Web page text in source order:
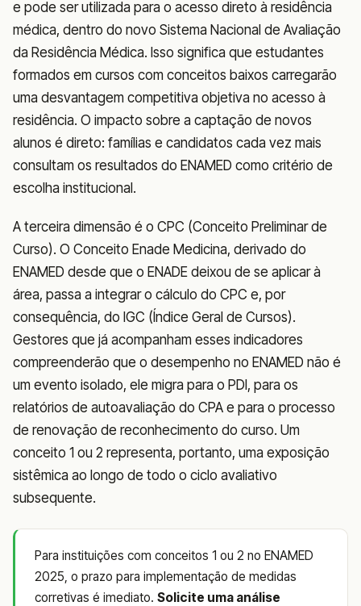
e pode ser utilizada para o acesso direto à residência
médica, dentro do novo Sistema Nacional de Avaliação
da Residência Médica. Isso significa que estudantes
formados em cursos com conceitos baixos carregarão
uma desvantagem competitiva objetiva no acesso à
residência. O impacto sobre a captação de novos
alunos é direto: famílias e candidatos cada vez mais
consultam os resultados do ENAMED como critério de
escolha institucional.
A terceira dimensão é o CPC (Conceito Preliminar de
Curso). O Conceito Enade Medicina, derivado do
ENAMED desde que o ENADE deixou de se aplicar à
área, passa a integrar o cálculo do CPC e, por
consequência, do IGC (Índice Geral de Cursos).
Gestores que já acompanham esses indicadores
compreenderão que o desempenho no ENAMED não é
um evento isolado, ele migra para o PDI, para os
relatórios de autoavaliação do CPA e para o processo
de renovação de reconhecimento do curso. Um
conceito 1 ou 2 representa, portanto, uma exposição
sistêmica ao longo de todo o ciclo avaliativo
subsequente.
Para instituições com conceitos 1 ou 2 no ENAMED
2025, o prazo para implementação de medidas
corretivas é imediato. Solicite uma análise